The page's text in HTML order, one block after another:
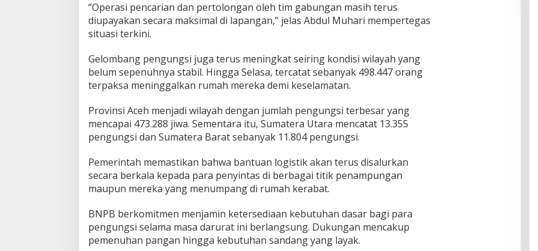
“Operasi pencarian dan pertolongan oleh tim gabungan masih terus
diupayakan secara maksimal di lapangan,” jelas Abdul Muhari mempertegas
situasi terkini.
Gelombang pengungsi juga terus meningkat seiring kondisi wilayah yang
belum sepenuhnya stabil. Hingga Selasa, tercatat sebanyak 498.447 orang
terpaksa meninggalkan rumah mereka demi keselamatan.
Provinsi Aceh menjadi wilayah dengan jumlah pengungsi terbesar yang
mencapai 473.288 jiwa. Sementara itu, Sumatera Utara mencatat 13.355
pengungsi dan Sumatera Barat sebanyak 11.804 pengungsi.
Pemerintah memastikan bahwa bantuan logistik akan terus disalurkan
secara berkala kepada para penyintas di berbagai titik penampungan
maupun mereka yang menumpang di rumah kerabat.
BNPB berkomitmen menjamin ketersediaan kebutuhan dasar bagi para
pengungsi selama masa darurat ini berlangsung. Dukungan mencakup
pemenuhan pangan hingga kebutuhan sandang yang layak.